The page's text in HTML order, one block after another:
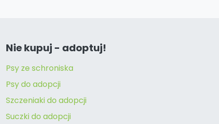
Nie kupuj - adoptuj!
Psy ze schroniska
Psy do adopcji
Szczeniaki do adopcji
Suczki do adopcji